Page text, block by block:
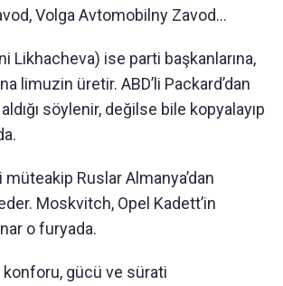
Volga Avtomobilny Zavod...
Likhacheva) ise parti başkanlarına,
limuzin üretir. ABD’li Packard’dan
söylenir, değilse bile kopyalayıp
müteakip Ruslar Almanya’dan
Moskvitch, Opel Kadett’in
o furyada.
konforu, gücü ve sürati